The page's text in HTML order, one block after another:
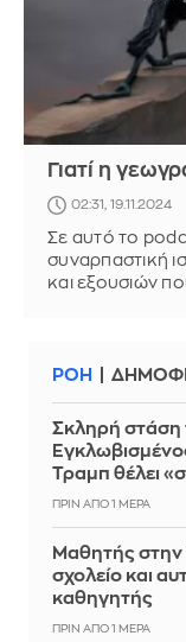
Γιατί η
02:31, 19.11.2024
Σε αυτό το
συναρπαστική
και εξουσιών
ΡΟΗ
Σκληρή στάση
Τραμπ θέλει
ΠΡΙΝ ΑΠΌ 1 ΜΈΡΑ
Μαθητής στην
σχολείο και
καθηγητής
ΠΡΙΝ ΑΠΌ 1 ΜΈΡΑ